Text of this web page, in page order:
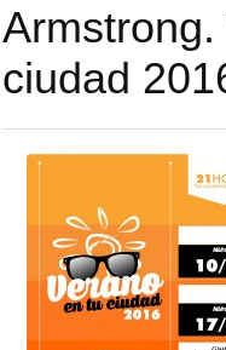
ciudad